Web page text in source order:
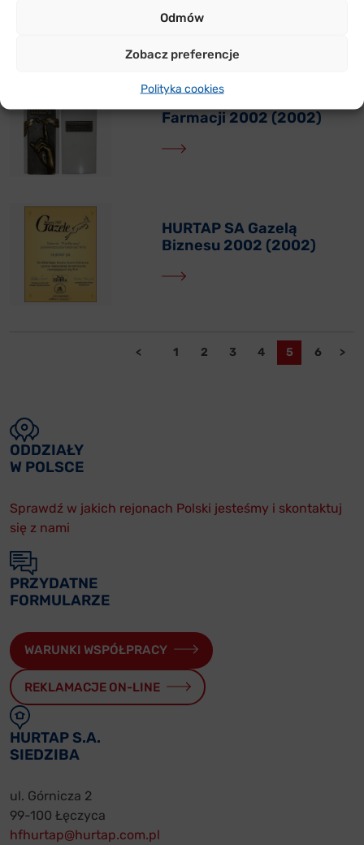
Odmów
Zobacz preferencje
Polityka cookies
Człowiek Sukcesu Polskiej
Farmacji 2002 (2002)
HURTAP SA Gazelą
Biznesu 2002 (2002)
< 1 2 3 4 5 6 >
ODDZIAŁY
W POLSCE
Sprawdź w jakich rejonach Polski jesteśmy i skontaktuj
się z nami
PRZYDATNE
FORMULARZE
WARUNKI WSPÓŁPRACY
REKLAMACJE ON-LINE
HURTAP S.A.
SIEDZIBA
ul. Górnicza 2
99-100 Łęczyca
hfhurtap@hurtap.com.pl